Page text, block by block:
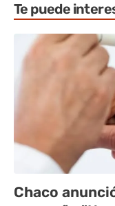
Te puede
Chaco